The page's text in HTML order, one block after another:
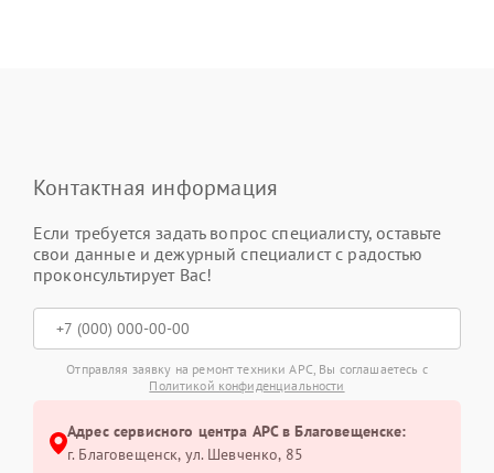
Контактная информация
Если требуется задать вопрос специалисту, оставьте
свои данные и дежурный специалист с радостью
проконсультирует Вас!
Отправляя заявку на ремонт техники APC, Вы соглашаетесь с
Политикой конфиденциальности
Адрес сервисного центра APC в Благовещенске:
г. Благовещенск, ул. Шевченко, 85